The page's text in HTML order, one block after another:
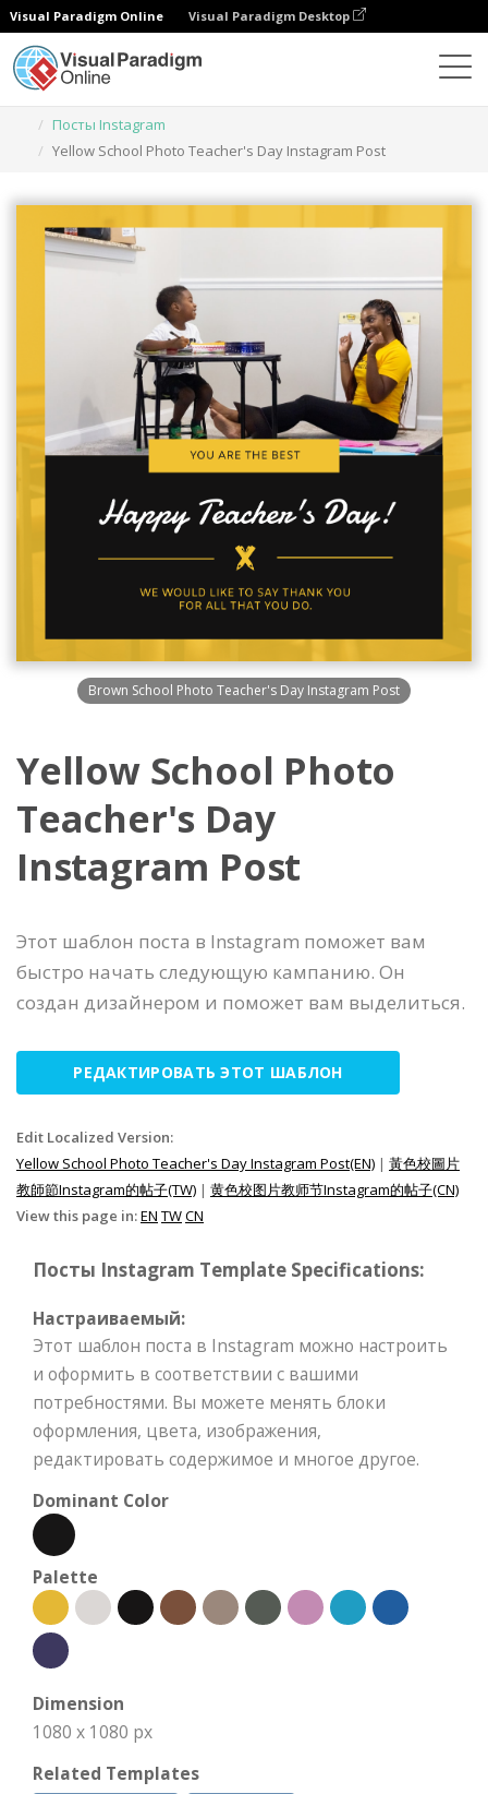
Visual Paradigm Online Visual Paradigm Desktop
Посты Instagram
Yellow School Photo Teacher's Day Instagram Post
Brown School Photo Teacher's Day Instagram Post
Yellow School Photo
Teacher's Day
Instagram Post
Этот шаблон поста в Instagram поможет вам
быстро начать следующую кампанию. Он
создан дизайнером и поможет вам выделиться.
РЕДАКТИРОВАТЬ ЭТОТ ШАБЛОН
Edit Localized Version:
Yellow School Photo Teacher's Day Instagram Post(EN) | 黃色校圖片
教師節Instagram的帖子(TW) | 黄色校图片教师节Instagram的帖子(CN)
View this page in:EN TWCN
Посты Instagram Template Specifications:
Настраиваемый:
Этот шаблон поста в Instagram можно настроить
и оформить в соответствии с вашими
потребностями. Вы можете менять блоки
оформления, цвета, изображения,
редактировать содержимое и многое другое.
Dominant Color
Palette
Dimension
1080 x 1080 px
Related Templates